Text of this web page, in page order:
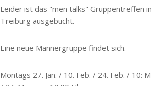
Leider ist das "men talks" Gruppentreffen
'Freiburg ausgebucht.
Eine neue Männergruppe findet sich.
Montags 27. Jan. / 10. Feb. / 24. Feb. / 10: